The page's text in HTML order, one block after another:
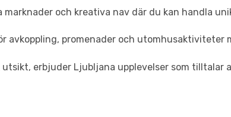
och kreativa nav där du kan handla
avkoppling, promenader och utomhusaktiviteter
erbjuder Ljubljana upplevelser som tilltalar